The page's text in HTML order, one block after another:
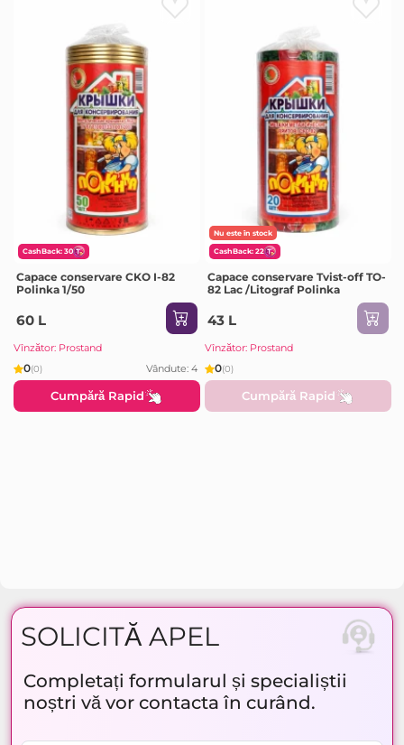
CashBack: 30
Capace conservare CKO I-82
Polinka 1/50
60 L
Vînzător: Prostand
0(0) Vândute: 4
Cumpără Rapid
Nu este în stock
CashBack: 22
Capace conservare Tvist-off TO-
82 Lac /Litograf Polinka
43 L
Vînzător: Prostand
0(0)
Cumpără Rapid
SOLICITĂ APEL
Completați formularul și specialiștii
noștri vă vor contacta în curând.